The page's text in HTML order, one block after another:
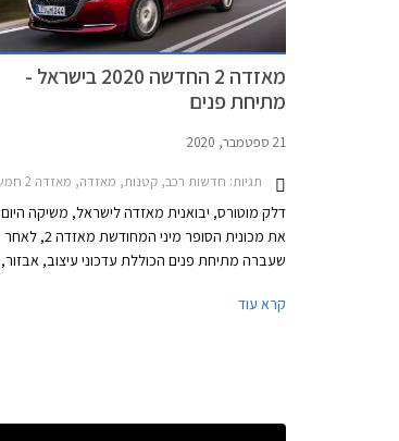
מאזדה 2 החדשה 2020 בישראל -
מתיחת פנים
21 ספטמבר, 2020
תגיות: חדשות רכב, קטנות, מאזדה, מאזדה 2 חמש דלתות 2017-2020, מאזדה 2 חמש דלתות 2020-2024מאזדה 2 2020
דלק מוטורס, יבואנית מאזדה לישראל, משיקה היום
את מכונית הסופר מיני המחודשת מאזדה 2, לאחר
שעברה מתיחת פנים הכוללת עדכוני עיצוב, אבזור,
קרא עוד